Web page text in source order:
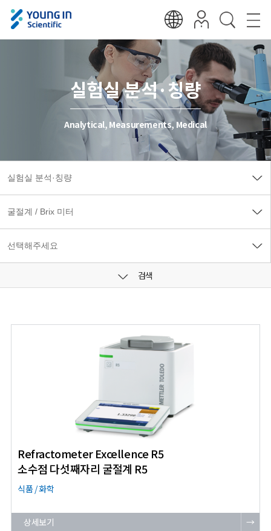
실험실 분석·칭량
Analytical, Measurements, Medical
검색
Refractometer Excellence R5
소수점 다섯째자리 굴절계 R5
식품 / 화학
상세보기 →